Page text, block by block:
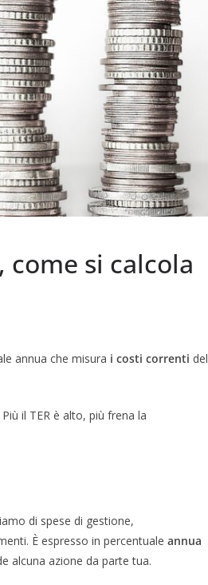
come si calcola
annua che misura i costi correnti del
il TER è alto, più frena la
di spese di gestione,
È espresso in percentuale annua
alcuna azione da parte tua.